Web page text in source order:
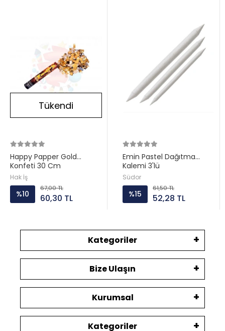
Tükendi
Happy Papper Gold
Konfeti 30 Cm
Hak İş
%10
67,00 TL
60,30 TL
Emin Pastel Dağıtma
Kalemi 3'lü
Südor
%15
61,50 TL
52,28 TL
Kategoriler
Bize Ulaşın
Kurumsal
Kategoriler